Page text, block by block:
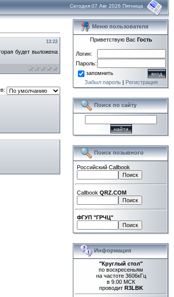
Сегодня 07 Авг 2026 Пятница
13:22
будет выложена
Меню пользователя
Приветствую Вас Гость
Логин:
Пароль:
запомнить
Забыл пароль| Регистрация
Поиск по сайту
Поиск позывного
Российский Callbook
Callbook QRZ.COM
ФГУП "ГРЧЦ"
Информация
"Круглый стол"
по воскресеньям
на частоте 3606кГц
в 9.00 МСК
проводит R3LBK